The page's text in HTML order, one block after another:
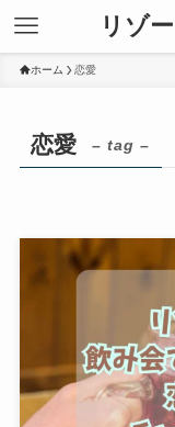
リゾ
ホーム 恋愛
恋愛 – tag –